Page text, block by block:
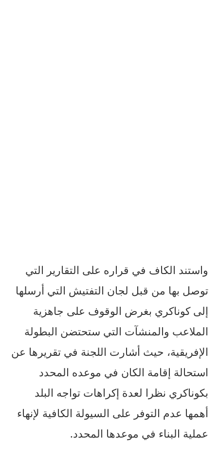
واستند الكاف في قراره على التقارير التي
توصل بها من قبل لجان التفتيش التي أرسلها
إلى كوناكري بغرض الوقوف على جاهزية
الملاعب والمنشآت التي ستحتضن البطولة
الإفريقية، حيث أشارت اللجنة في تقريرها عن
استحالة إقامة الكان في موعده المحدد
بكوناكري نظرا لعدة إكراهات تواجه البلد
أهمها عدم التوفر على السيولة الكافية لإنهاء
عملية البناء في موعدها المحدد.